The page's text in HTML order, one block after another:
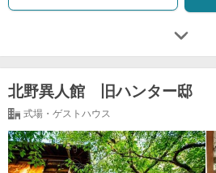
北野異人館 旧ハンター邸
式場・ゲストハウス